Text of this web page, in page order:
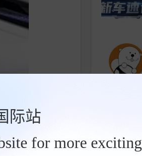
际站
for more exciting
新车将